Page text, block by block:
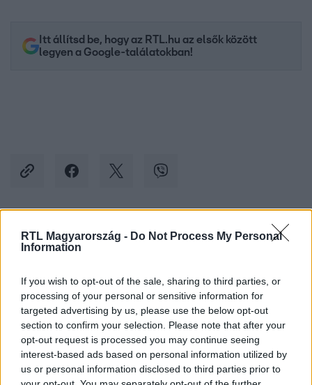
RTL Magyarország - Do Not Process My Personal
Information
If you wish to opt-out of the sale, sharing to third parties, or
processing of your personal or sensitive information for
targeted advertising by us, please use the below opt-out
section to confirm your selection. Please note that after your
opt-out request is processed you may continue seeing
interest-based ads based on personal information utilized by
us or personal information disclosed to third parties prior to
Itt állítsd be, hogy az RTL.hu az elsők között
legyen a Google-találatokban!
Kövess minket, és értesülj a friss hírekről a
Facebookon is!
Követem